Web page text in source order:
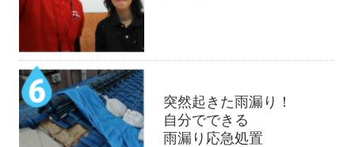
突然起きた雨漏り！
自分でできる
雨漏り応急処置